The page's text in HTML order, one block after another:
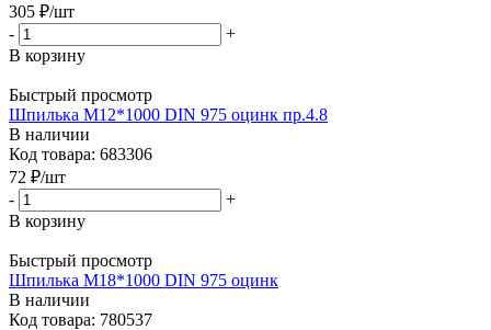
305 ₽/шт
-
+
В корзину
Быстрый просмотр
Шпилька М12*1000 DIN 975 оцинк пр.4.8
В наличии
Код товара: 683306
72 ₽/шт
-
+
В корзину
Быстрый просмотр
Шпилька М18*1000 DIN 975 оцинк
В наличии
Код товара: 780537